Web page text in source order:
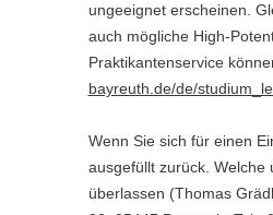
ungeeignet erscheinen.
auch mögliche High-
Praktikantenservice
bayreuth.de/de/
Wenn Sie sich für einen
ausgefüllt zurück. Welche
überlassen (Thomas